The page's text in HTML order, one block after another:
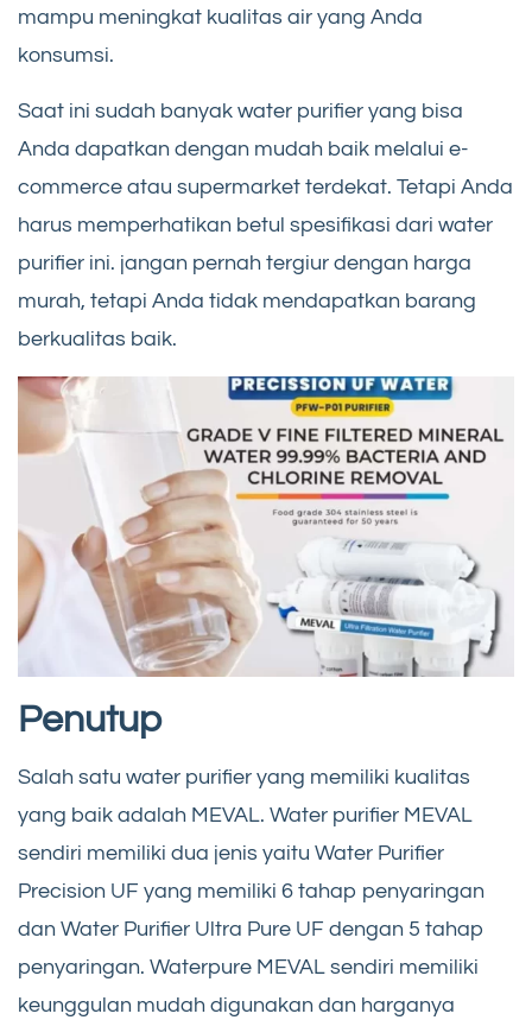
mampu meningkat kualitas air yang Anda
konsumsi.
Saat ini sudah banyak water purifier yang bisa
Anda dapatkan dengan mudah baik melalui e-
commerce atau supermarket terdekat. Tetapi Anda
harus memperhatikan betul spesifikasi dari water
purifier ini. jangan pernah tergiur dengan harga
murah, tetapi Anda tidak mendapatkan barang
berkualitas baik.
Penutup
Salah satu water purifier yang memiliki kualitas
yang baik adalah MEVAL. Water purifier MEVAL
sendiri memiliki dua jenis yaitu Water Purifier
Precision UF yang memiliki 6 tahap penyaringan
dan Water Purifier Ultra Pure UF dengan 5 tahap
penyaringan. Waterpure MEVAL sendiri memiliki
keunggulan mudah digunakan dan harganya